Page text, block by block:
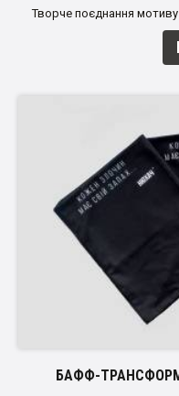
Творче поєднання
БАФФ-